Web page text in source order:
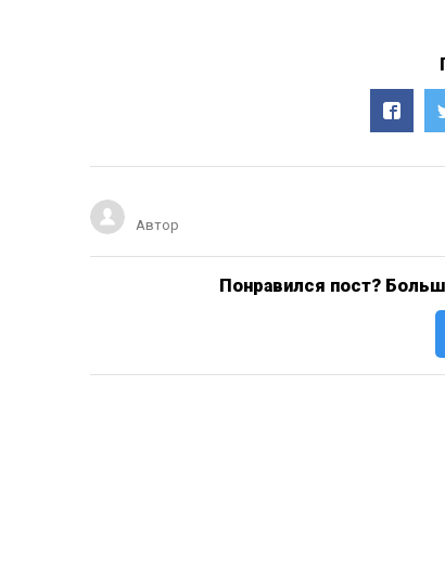
Автор
Понравился пост?